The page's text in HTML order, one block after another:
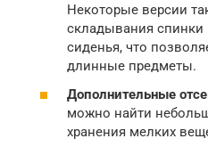
Некоторые версии
складывания спинки
сиденья, что
длинные предметы.
Дополнительные
можно найти
хранения мелких